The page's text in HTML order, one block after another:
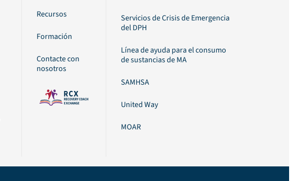
Recursos
Formación
Contacte con
nosotros
Servicios de Crisis de Emergencia
del DPH
Línea de ayuda para el consumo
de sustancias de MA
SAMHSA
United Way
MOAR